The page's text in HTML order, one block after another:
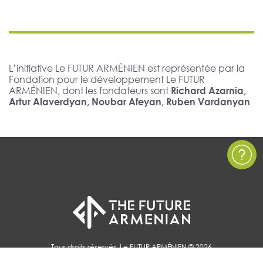
L’initiative Le FUTUR ARMÉNIEN est représentée par la
Fondation pour le développement Le FUTUR
ARMÉNIEN, dont les fondateurs sont Richard Azarnia,
Artur Alaverdyan, Noubar Afeyan, Ruben Vardanyan
Tous droits réservés, Le FUTUR ARMÉNIEN © 2026